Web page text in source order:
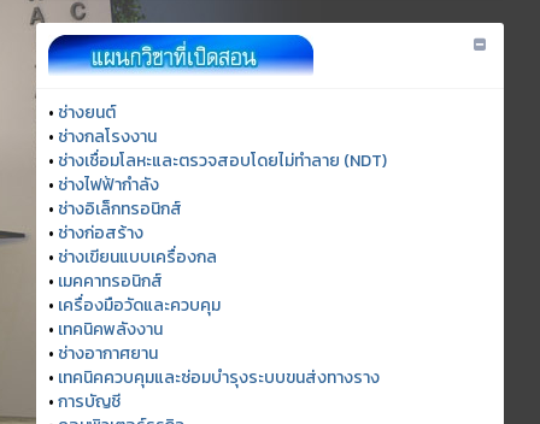
• ช่างยนต์
• ช่างกลโรงงาน
• ช่างเชื่อมโลหะและตรวจสอบโดยไม่ทำลาย (NDT)
• ช่างไฟฟ้ากำลัง
• ช่างอิเล็กทรอนิกส์
• ช่างก่อสร้าง
• ช่างเขียนแบบเครื่องกล
• เมคคาทรอนิกส์
• เครื่องมือวัดและควบคุม
• เทคนิคพลังงาน
• ช่างอากาศยาน
• เทคนิคควบคุมและซ่อมบำรุงระบบขนส่งทางราง
•การบัญชี